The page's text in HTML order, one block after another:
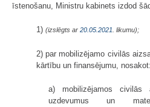
īstenošanu, Ministru kabinets izdod
1) (izslēgts ar 20.05.2021 . likumu);
2) par mobilizējamo civilās
kārtību un finansējumu, nosakot:
a) mobilizējamos civilās
uzdevumus un